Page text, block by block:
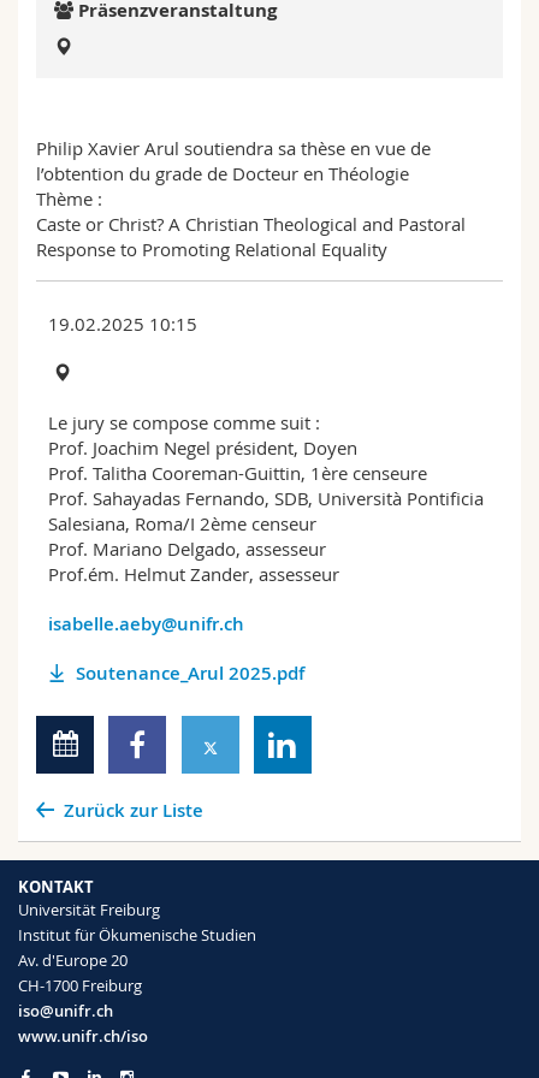
Math.-Nat. und Med. Fak.
Mitarbeitende
Webmail
MyUnifr
Präsenzveranstaltung
Philip Xavier Arul soutiendra sa thèse en vue de
l’obtention du grade de Docteur en Théologie
Thème :
Caste or Christ? A Christian Theological and Pastoral
Response to Promoting Relational Equality
19.02.2025 10:15
Le jury se compose comme suit :
Prof. Joachim Negel président, Doyen
Prof. Talitha Cooreman-Guittin, 1ère censeure
Prof. Sahayadas Fernando, SDB, Università Pontificia
Salesiana, Roma/I 2ème censeur
Prof. Mariano Delgado, assesseur
Prof.ém. Helmut Zander, assesseur
isabelle.aeby@unifr.ch
Soutenance_Arul 2025.pdf
Zurück zur Liste
KONTAKT
Universität Freiburg
Institut für Ökumenische Studien
Av. d'Europe 20
CH-1700 Freiburg
iso@unifr.ch
www.unifr.ch/iso